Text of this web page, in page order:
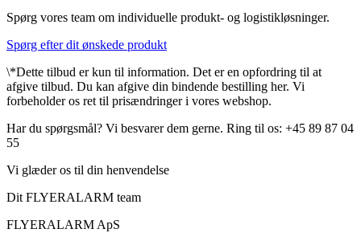
Spørg vores team om individuelle produkt- og logistikløsninger.
Spørg efter dit ønskede produkt
\*Dette tilbud er kun til information. Det er en opfordring til at
afgive tilbud. Du kan afgive din bindende bestilling her. Vi
forbeholder os ret til prisændringer i vores webshop.
Har du spørgsmål? Vi besvarer dem gerne. Ring til os: +45 89 87 04
55
Vi glæder os til din henvendelse
Dit FLYERALARM team
FLYERALARM ApS